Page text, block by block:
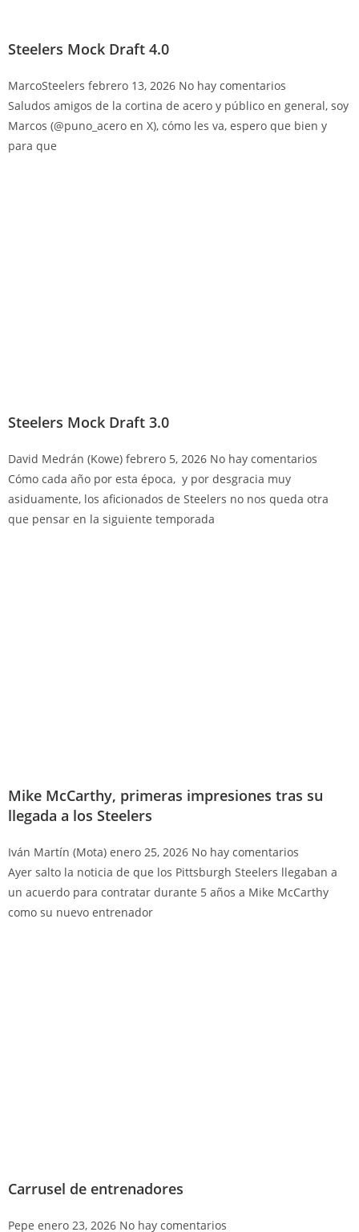
Steelers Mock Draft 4.0
MarcoSteelers febrero 13, 2026 No hay comentarios
Saludos amigos de la cortina de acero y público en general, soy
Marcos (@puno_acero en X), cómo les va, espero que bien y
para que
Steelers Mock Draft 3.0
David Medrán (Kowe) febrero 5, 2026 No hay comentarios
Cómo cada año por esta época, y por desgracia muy
asiduamente, los aficionados de Steelers no nos queda otra
que pensar en la siguiente temporada
Mike McCarthy, primeras impresiones tras su
llegada a los Steelers
Iván Martín (Mota) enero 25, 2026 No hay comentarios
Ayer salto la noticia de que los Pittsburgh Steelers llegaban a
un acuerdo para contratar durante 5 años a Mike McCarthy
como su nuevo entrenador
Carrusel de entrenadores
Pepe enero 23, 2026 No hay comentarios